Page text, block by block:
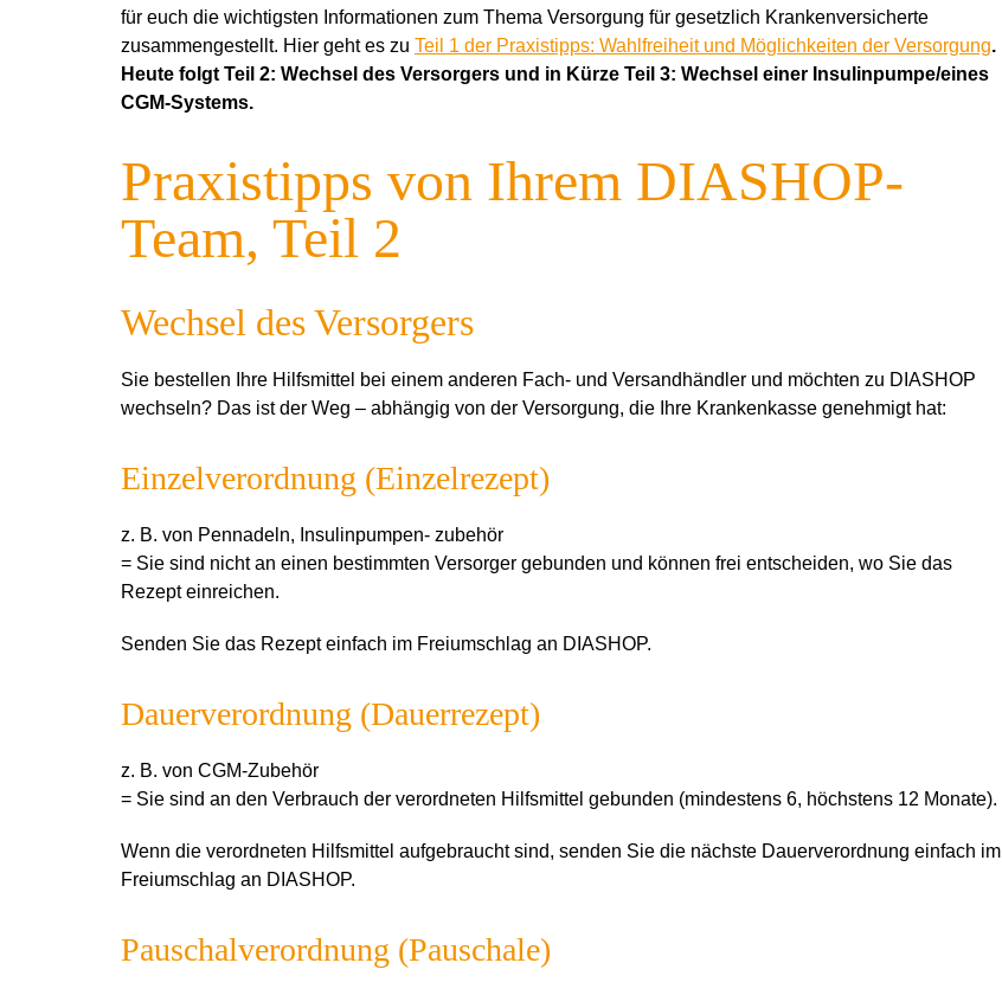
für euch die wichtigsten Informationen zum Thema Versorgung für gesetzlich Krankenversicherte
zusammengestellt. Hier geht es zu Teil 1 der Praxistipps: Wahlfreiheit und Möglichkeiten der Versorgung.
Heute folgt Teil 2: Wechsel des Versorgers und in Kürze Teil 3: Wechsel einer Insulinpumpe/eines
CGM-Systems.
Praxistipps von Ihrem DIASHOP-
Team, Teil 2
Wechsel des Versorgers
Sie bestellen Ihre Hilfsmittel bei einem anderen Fach- und Versandhändler und möchten zu DIASHOP
wechseln? Das ist der Weg – abhängig von der Versorgung, die Ihre Krankenkasse genehmigt hat:
Einzelverordnung (Einzelrezept)
z. B. von Pennadeln, Insulinpumpen- zubehör
= Sie sind nicht an einen bestimmten Versorger gebunden und können frei entscheiden, wo Sie das
Rezept einreichen.
Senden Sie das Rezept einfach im Freiumschlag an DIASHOP.
Dauerverordnung (Dauerrezept)
z. B. von CGM-Zubehör
= Sie sind an den Verbrauch der verordneten Hilfsmittel gebunden (mindestens 6, höchstens 12 Monate).
Wenn die verordneten Hilfsmittel aufgebraucht sind, senden Sie die nächste Dauerverordnung einfach im
Freiumschlag an DIASHOP.
Pauschalverordnung (Pauschale)